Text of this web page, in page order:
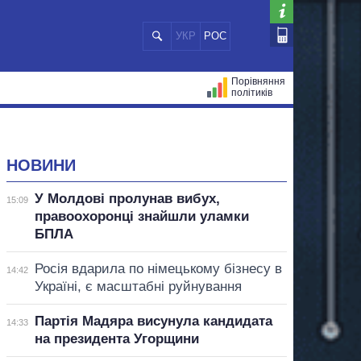
УКР РОС
Порівняння
політиків
НОВИНИ
15:09
У Молдові пролунав вибух,
правоохоронці знайшли уламки
БПЛА
14:42
Росія вдарила по німецькому бізнесу в
Україні, є масштабні руйнування
14:33
Партія Мадяра висунула кандидата
на президента Угорщини